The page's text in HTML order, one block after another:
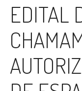
EDITAL